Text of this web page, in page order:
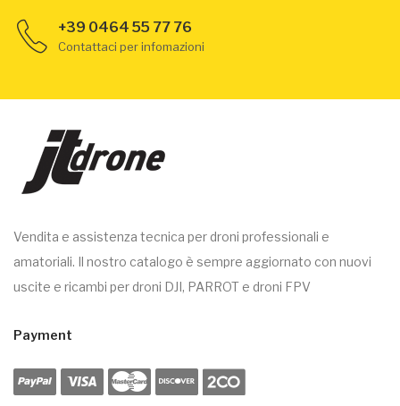
+39 0464 55 77 76
Contattaci per infomazioni
Vendita e assistenza tecnica per droni professionali e
amatoriali. Il nostro catalogo è sempre aggiornato con nuovi
uscite e ricambi per droni DJI, PARROT e droni FPV
Payment